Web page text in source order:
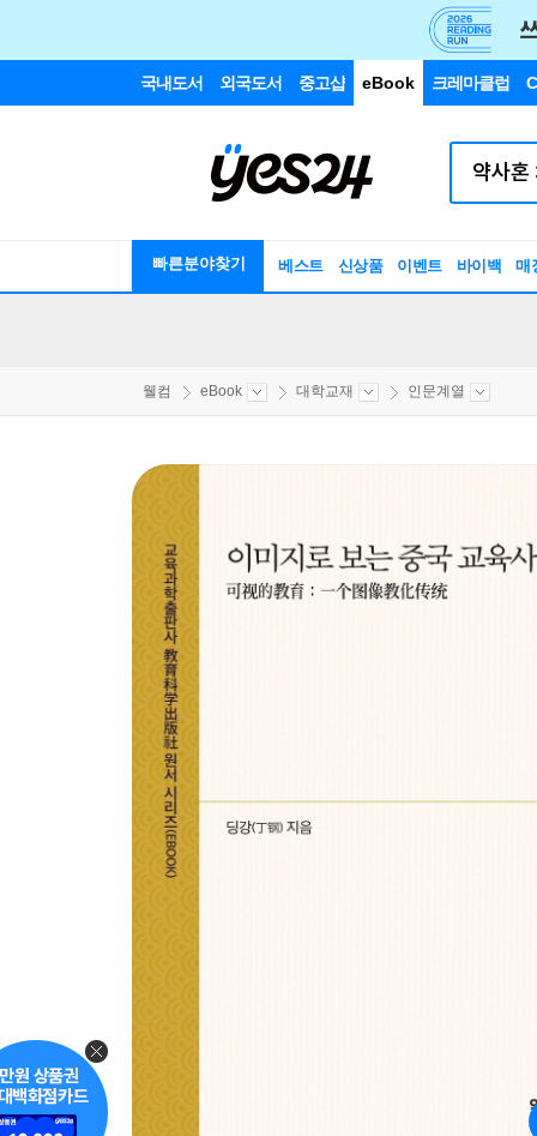
국내도서 외국도서 중고샵 eBook 크레마클럽
빠른분야찾기 베스트 신상품 이벤트 바이백 매
웰컴 eBook 대학교재 인문계열